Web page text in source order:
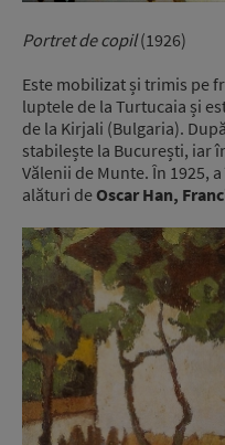
Portret de copil(1926)
Este mobilizat și trimis pe
luptele de la Turtucaia și
de la Kirjali (Bulgaria).
stabilește la București, iar
Vălenii de Munte. În 1925,
alături de Oscar Han,